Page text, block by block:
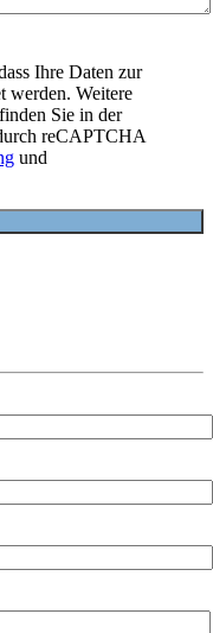
Ihre Daten zur
werden. Weitere
Sie in der
reCAPTCHA
und